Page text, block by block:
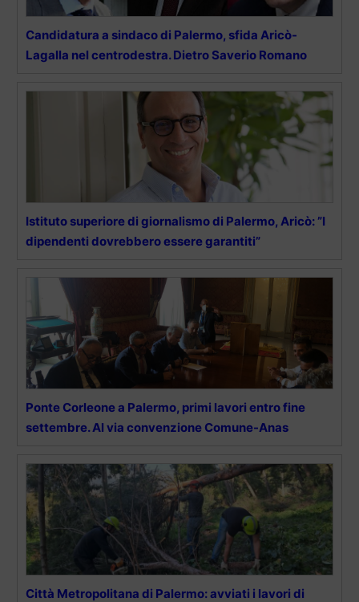
Candidatura a sindaco di Palermo, sfida Aricò-
Lagalla nel centrodestra. Dietro Saverio Romano
Istituto superiore di giornalismo di Palermo, Aricò: ”I
dipendenti dovrebbero essere garantiti”
Ponte Corleone a Palermo, primi lavori entro fine
settembre. Al via convenzione Comune-Anas
Città Metropolitana di Palermo: avviati i lavori di